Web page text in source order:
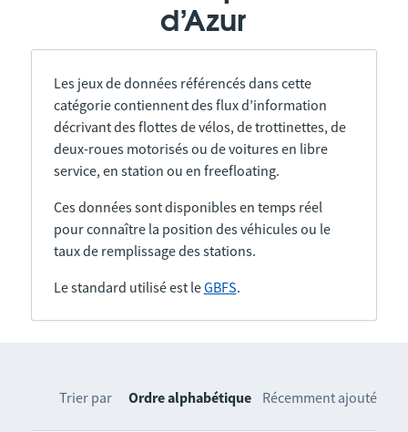
d’Azur
Les jeux de données référencés dans cette
catégorie contiennent des flux d’information
décrivant des flottes de vélos, de trottinettes, de
deux-roues motorisés ou de voitures en libre
service, en station ou en freefloating.
Ces données sont disponibles en temps réel
pour connaître la position des véhicules ou le
taux de remplissage des stations.
Le standard utilisé est leGBFS.
Trier par Ordre alphabétique Récemment ajouté